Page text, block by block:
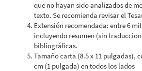
que no hayan sido analizados de
texto. Se recomienda revisar el
Extensión recomendada: entre 6
incluyendo resumen (sin
bibliográficas.
Tamaño carta (8.5 x 11 pulgadas),
cm (1 pulgada) en todos los lados